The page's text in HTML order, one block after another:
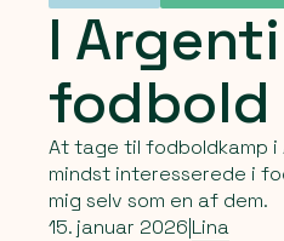
I
fodbold
At tage til fodboldkamp i
mindst interesserede i
mig selv som en af dem.
15. januar 2026 Lina